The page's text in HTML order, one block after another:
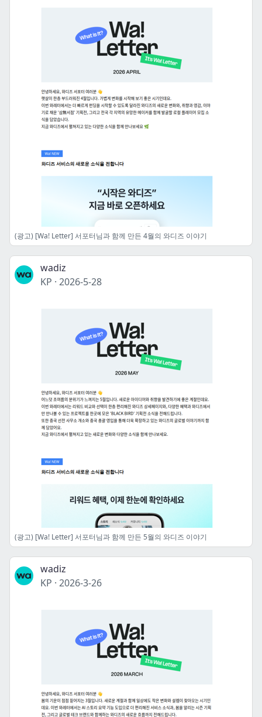
(광고) [Wa! Letter] 서포터님과 함께 만든 4월의 와디즈 이야기
wadiz
KP · 2026-5-28
(광고) [Wa! Letter] 서포터님과 함께 만든 5월의 와디즈 이야기
wadiz
KP · 2026-3-26